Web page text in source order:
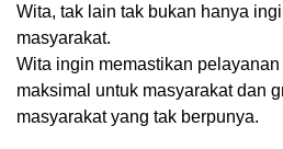
Wita, tak lain tak bukan hanya
masyarakat.
Wita ingin memastikan
maksimal untuk masyarakat dan
masyarakat yang tak berpunya.